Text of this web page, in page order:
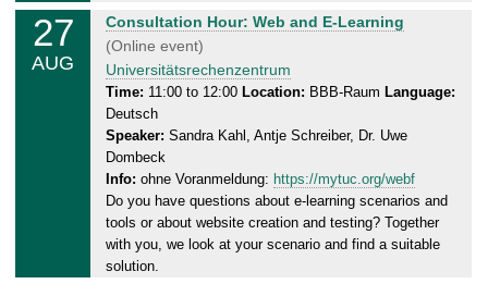
0
8
.
2
0
2
6
27
AUG
T
h
u
r
s
d
a
y
7
Consultation Hour: Web and E-Learning
(Online event)
Universitätsrechenzentrum
Time: 11:00 to 12:00 Location: BBB-Raum Language:
Deutsch
Speaker: Sandra Kahl, Antje Schreiber, Dr. Uwe
Dombeck
Info: ohne Voranmeldung: https://mytuc.org/webf
Do you have questions about e-learning scenarios and
tools or about website creation and testing? Together
with you, we look at your scenario and find a suitable
solution.